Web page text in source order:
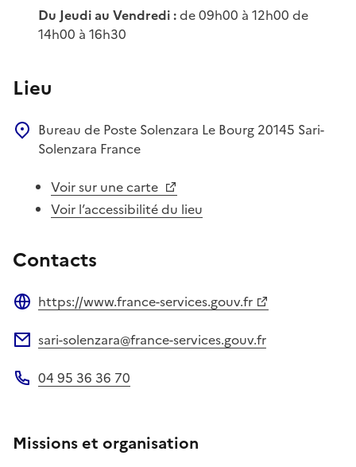
Du Jeudi au Vendredi :de 09h00 à 12h00 de
14h00 à 16h30
Lieu
Bureau de Poste Solenzara Le Bourg 20145 Sari-
Solenzara France
Voir sur une carte
Voir l’accessibilité du lieu
Contacts
https://www.france-services.gouv.fr
sari-solenzara@france-services.gouv.fr
04 95 36 36 70
Missions et organisation